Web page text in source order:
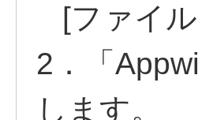
[ファイル
2．「
します。